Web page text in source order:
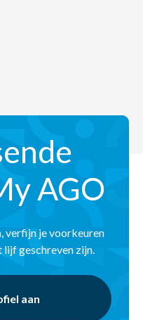
AGO
verfijn je voorkeuren
lijf geschreven zijn.
aan